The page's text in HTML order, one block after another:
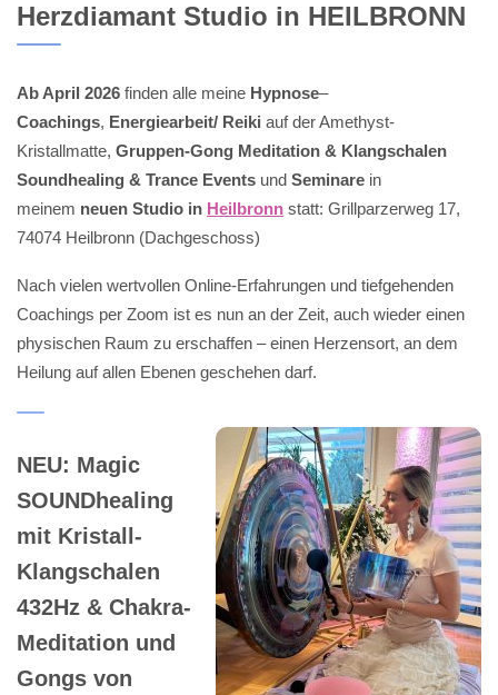
Herzdiamant Studio in HEILBRONN
Ab April 2026 finden alle meine Hypnose–
Coachings, Energiearbeit/ Reiki auf der Amethyst-
Kristallmatte, Gruppen-Gong Meditation & Klangschalen
Soundhealing & Trance Events und Seminare in
meinem neuen Studio in Heilbronn statt: Grillparzerweg 17,
74074 Heilbronn (Dachgeschoss)
Nach vielen wertvollen Online-Erfahrungen und tiefgehenden
Coachings per Zoom ist es nun an der Zeit, auch wieder einen
physischen Raum zu erschaffen – einen Herzensort, an dem
Heilung auf allen Ebenen geschehen darf.
NEU: Magic
SOUNDhealing
mit Kristall-
Klangschalen
432Hz & Chakra-
Meditation und
Gongs von